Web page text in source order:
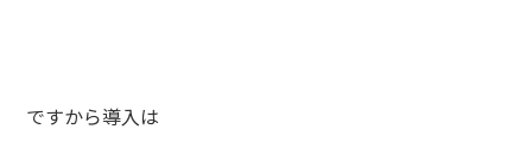
ですから導入は